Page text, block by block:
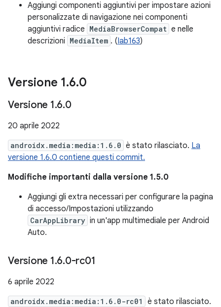
Aggiungi componenti aggiuntivi per impostare azioni
personalizzate di navigazione nei componenti
aggiuntivi radice MediaBrowserCompat e nelle
descrizioni MediaItem . (Iab163)
Versione 1.6.0
Versione 1.6.0
20 aprile 2022
androidx.media:media:1.6.0 è stato rilasciato. La
versione 1.6.0 contiene questi commit.
Modifiche importanti dalla versione 1.5.0
Aggiungi gli extra necessari per configurare la pagina
di accesso/Impostazioni utilizzando
CarAppLibrary in un'app multimediale per Android
Auto.
Versione 1.6.0-rc01
6 aprile 2022
androidx.media:media:1.6.0-rc01
è stato rilasciato.